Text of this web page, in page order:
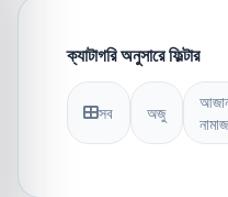
ক্যাটাগরি অনুসারে ফিল্টার
সব অজু
নামাজ